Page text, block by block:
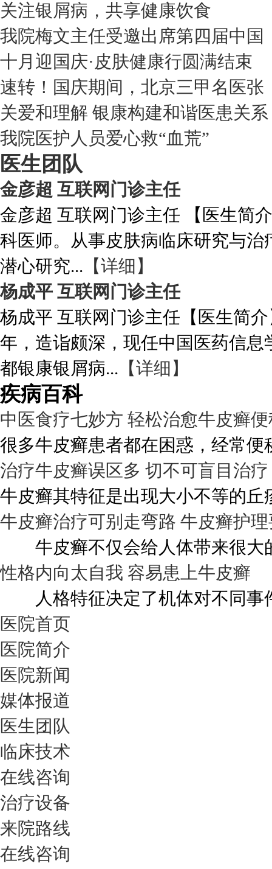
关注银屑病，共享健康饮食
我院梅文主任受邀出席第四届中国
十月迎国庆·皮肤健康行圆满结束
速转！国庆期间，北京三甲名医张
关爱和理解 银康构建和谐医患关系
我院医护人员爱心救“血荒”
医生团队
金彦超 互联网门诊主任
金彦超 互联网门诊主任 【医生简
科医师。从事皮肤病临床研究与
潜心研究... 【详细】
杨成平 互联网门诊主任
杨成平 互联网门诊主任【医生简
年，造诣颇深，现任中国医药信
都银康银屑病... 【详细】
疾病百科
中医食疗七妙方 轻松治愈牛皮癣
很多牛皮癣患者都在困惑，经常便
治疗牛皮癣误区多 切不可盲目治疗
牛皮癣其特征是出现大小不等的丘
牛皮癣治疗可别走弯路 牛皮癣护
牛皮癣不仅会给人体带来很大
性格内向太自我 容易患上牛皮癣
人格特征决定了机体对不同事
医院首页
医院简介
医院新闻
媒体报道
医生团队
临床技术
在线咨询
治疗设备
来院路线
在线咨询